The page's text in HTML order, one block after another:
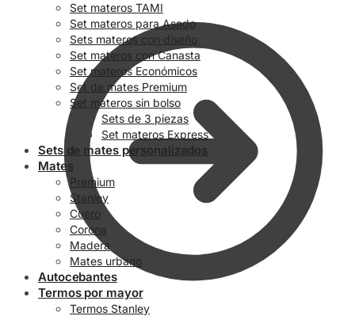
Set materos TAMI
Set materos para Asado
Sets materos con diseño
Set materos con Canasta
Set materos Económicos
Set de mates Premium
Set materos sin bolso
Sets de 3 piezas
Set materos Express
Sets de mates personalizados
Mates
Premium
Stanley
Cuero
Corona
Madera
Mates urbano
Autocebantes
Termos por mayor
Termos Stanley